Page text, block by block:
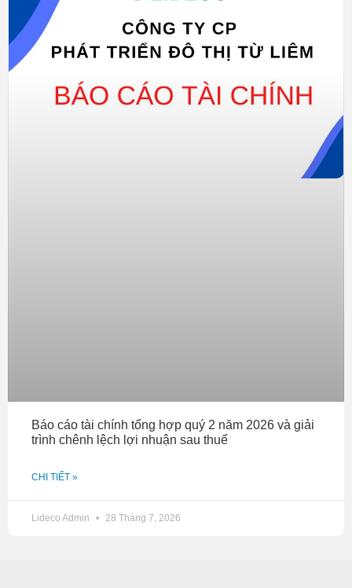
Báo cáo tài chính tổng hợp quý 2 năm 2026 và giải
trình chênh lệch lợi nhuận sau thuế
CHI TIẾT »
Lideco Admin 28 Tháng 7, 2026